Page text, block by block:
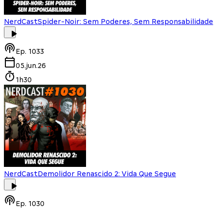
NerdCastSpider-Noir: Sem Poderes, Sem Responsabilidade
Ep. 1033
05.jun.26
1h30
NerdCastDemolidor Renascido 2: Vida Que Segue
Ep. 1030